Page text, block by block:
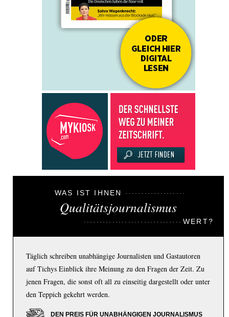
WAS IST IHNEN
Qualitätsjournalismus
WERT?
Täglich schreiben unabhängige Journalisten und Gastautoren
auf Tichys Einblick ihre Meinung zu den Fragen der Zeit. Zu
jenen Fragen, die sonst oft all zu einseitig dargestellt oder unter
den Teppich gekehrt werden.
DEN PREIS FÜR UNABHÄNGIGEN JOURNALISMUS